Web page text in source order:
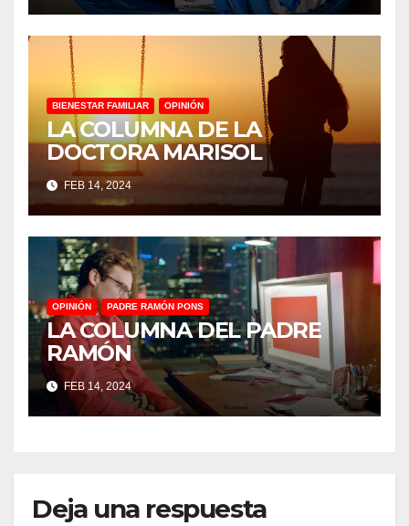
BIENESTAR FAMILIAR OPINIÓN
LA COLUMNA DE LA
DOCTORA MARISOL
FEB 14, 2024
OPINIÓN PADRE RAMÓN PONS
LA COLUMNA DEL PADRE
RAMÓN
FEB 14, 2024
Deja una respuesta